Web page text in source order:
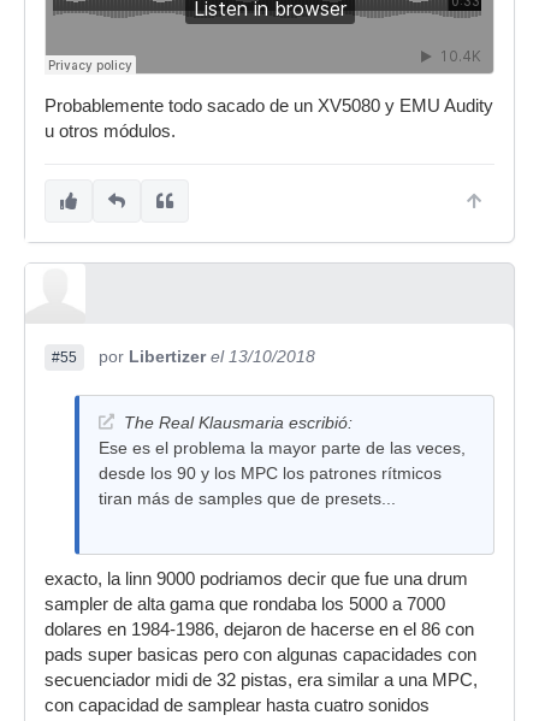
Probablemente todo sacado de un XV5080 y EMU Audity
u otros módulos.
#55 por Libertizer el 13/10/2018
The Real Klausmaria escribió:
Ese es el problema la mayor parte de las veces,
desde los 90 y los MPC los patrones rítmicos
tiran más de samples que de presets...
exacto, la linn 9000 podriamos decir que fue una drum
sampler de alta gama que rondaba los 5000 a 7000
dolares en 1984-1986, dejaron de hacerse en el 86 con
pads super basicas pero con algunas capacidades con
secuenciador midi de 32 pistas, era similar a una MPC,
con capacidad de samplear hasta cuatro sonidos